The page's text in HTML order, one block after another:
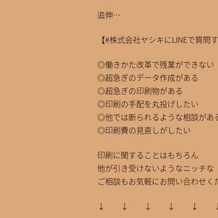
追伸…
【#株式会社ヤシキにLINEで質問
◎働きかた改革で残業ができない
◎超急ぎのデータ作成がある
◎超急ぎの印刷物がある
◎印刷の手配を丸投げしたい
◎他では断られるような相談があ
◎印刷費の見直しがしたい
印刷に関することはもちろん
他が引き受けないようなニッチな
ご相談もお気軽にお問い合わせく
↓ ↓ ↓ ↓ ↓